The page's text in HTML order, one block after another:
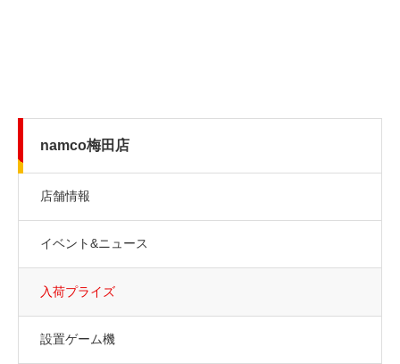
namco梅田店
店舗情報
イベント&ニュース
入荷プライズ
設置ゲーム機